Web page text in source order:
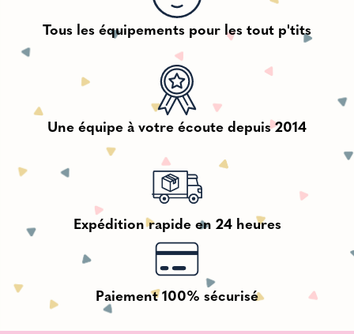
Tous les équipements pour les tout p'tits
Une équipe à votre écoute depuis 2014
Expédition rapide en 24 heures
Paiement 100% sécurisé